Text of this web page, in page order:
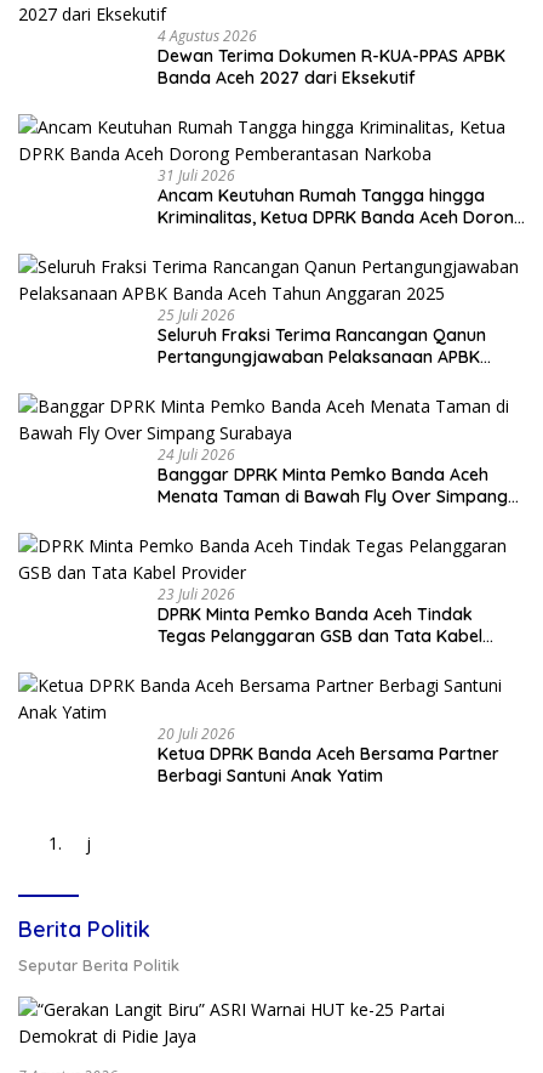
4 Agustus 2026
Dewan Terima Dokumen R-KUA-PPAS APBK
Banda Aceh 2027 dari Eksekutif
31 Juli 2026
Ancam Keutuhan Rumah Tangga hingga
Kriminalitas, Ketua DPRK Banda Aceh Dorong
25 Juli 2026
Seluruh Fraksi Terima Rancangan Qanun
Pertangungjawaban Pelaksanaan APBK
24 Juli 2026
Banggar DPRK Minta Pemko Banda Aceh
Menata Taman di Bawah Fly Over Simpang
23 Juli 2026
DPRK Minta Pemko Banda Aceh Tindak
Tegas Pelanggaran GSB dan Tata Kabel
20 Juli 2026
Ketua DPRK Banda Aceh Bersama Partner
Berbagi Santuni Anak Yatim
j
Berita Politik
Seputar Berita Politik